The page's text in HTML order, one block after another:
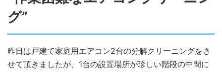
グ”
昨日は戸建て家庭用エアコン2台の分解クリーニングをさ
せて頂きましたが、1台の設置場所が珍しい階段の中間に